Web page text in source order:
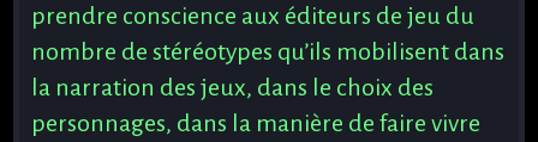
prendre conscience aux éditeurs de jeu du
nombre de stéréotypes qu’ils mobilisent dans
la narration des jeux, dans le choix des
personnages, dans la manière de faire vivre